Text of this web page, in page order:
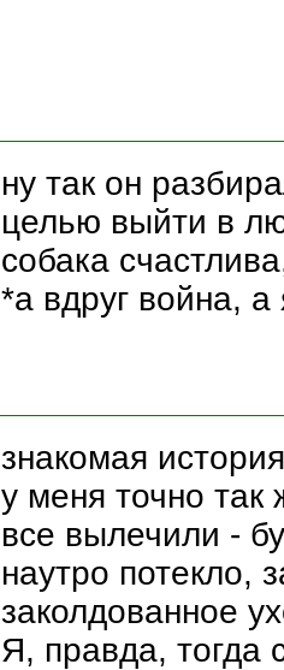
ну так он
целью выйти в
собака
*а вдруг война,
знакомая
у меня точно так
все вылечили -
наутро потекло,
заколдованное
Я, правда, тогда